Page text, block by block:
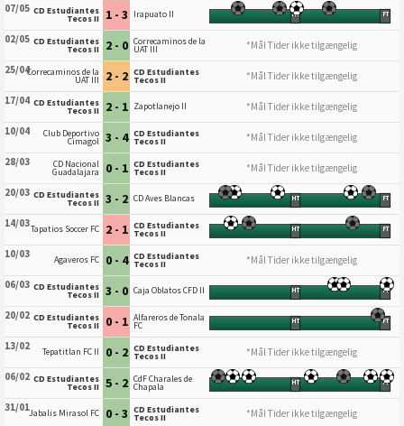
07/05 CD Estudiantes
Tecos II 1 - 3 Irapuato II HT FT
02/05 CD Estudiantes
Tecos II 2 - 0 Correcaminos de la
UAT III
*Mål Tider ikke tilgængelig
25/04Correcaminos de la
UAT III 2 - 2 CD Estudiantes
Tecos II
*Mål Tider ikke tilgængelig
17/04 CD Estudiantes
Tecos II 2 - 1 Zapotlanejo II
*Mål Tider ikke tilgængelig
10/04
Club Deportivo
Cimagol 3 - 4 CD Estudiantes
Tecos II
*Mål Tider ikke tilgængelig
28/03
CD Nacional
Guadalajara 0 - 1 CD Estudiantes
Tecos II
*Mål Tider ikke tilgængelig
20/03 CD Estudiantes
Tecos II 3 - 2 CD Aves Blancas HT FT
14/03Tapatios Soccer FC 2 - 1 CD Estudiantes
Tecos II HT FT
10/03 Agaveros FC 0 - 4 CD Estudiantes
Tecos II
*Mål Tider ikke tilgængelig
06/03 CD Estudiantes
Tecos II 3 - 0 Caja Oblatos CFD II HT FT
20/02 CD Estudiantes
Tecos II 0 - 1 Alfareros de Tonala
FC HT FT
13/02 Tepatitlan FC II 0 - 2 CD Estudiantes
Tecos II
*Mål Tider ikke tilgængelig
06/02 CD Estudiantes
Tecos II 5 - 2 CdF Charales de
Chapala HT FT
31/01Jabalis Mirasol FC 0 - 3 CD Estudiantes
Tecos II *Mål Tider ikke tilgængelig